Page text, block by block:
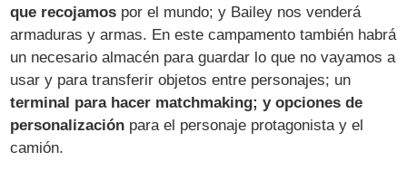
que recojamos por el mundo; y Bailey nos venderá
armaduras y armas. En este campamento también habrá
un necesario almacén para guardar lo que no vayamos a
usar y para transferir objetos entre personajes; un
terminal para hacer matchmaking; y opciones de
personalización para el personaje protagonista y el
camión.